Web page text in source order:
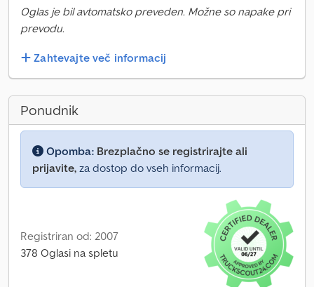
Oglas je bil avtomatsko preveden. Možne so napake pri
prevodu.
Zahtevajte več informacij
Ponudnik
Opomba: Brezplačno se registrirajte ali
prijavite, za dostop do vseh informacij.
Registriran od: 2007
378 Oglasi na spletu